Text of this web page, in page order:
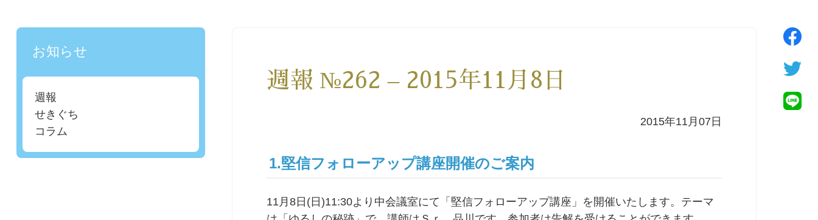
週報 №262 – 2015年11月8日
2015年11月07日
1.堅信フォローアップ講座開催のご案内
11月8日(日)11:30より中会議室にて「堅信フォローアップ講座」を開催いたします。テーマ
お知らせ
週報
せきぐち
コラム